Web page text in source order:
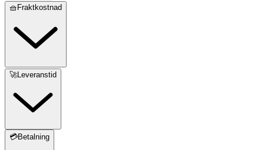
🧺Fraktkostnad
🚀Leveranstid
💳Betalning